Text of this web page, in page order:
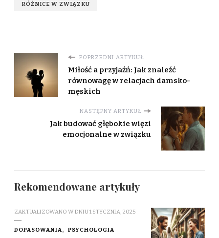
RÓŻNICE W ZWIĄZKU
POPRZEDNI ARTYKUŁ
Miłość a przyjaźń: Jak znaleźć
równowagę w relacjach damsko-
męskich
NASTĘPNY ARTYKUŁ
Jak budować głębokie więzi
emocjonalne w związku
Rekomendowane artykuły
ZAKTUALIZOWANO W DNIU1 STYCZNIA, 2025
DOPASOWANIA PSYCHOLOGIA